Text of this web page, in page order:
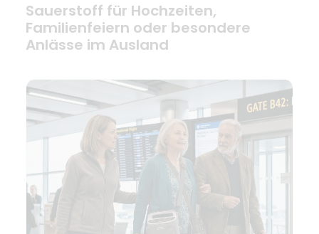
Sauerstoff für Hochzeiten,
Familienfeiern oder besondere
Anlässe im Ausland